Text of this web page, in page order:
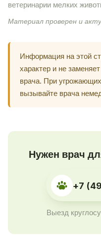
ветеринарии мелких
Материал проверен и
Информация на этой
характер и не
врача. При
вызывайте врача
Нужен врач
+7
Выезд